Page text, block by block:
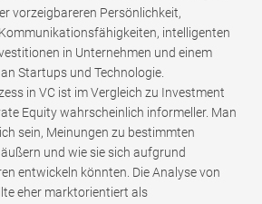
vorzeigbareren Persönlichkeit,
intelligenten
in Unternehmen und einem
Startups und Technologie.
in VC ist im Vergleich zu Investment
Equity wahrscheinlich informeller. Man
sein, Meinungen zu bestimmten
und wie sie sich aufgrund
entwickeln könnten. Die Analyse von
eher marktorientiert als